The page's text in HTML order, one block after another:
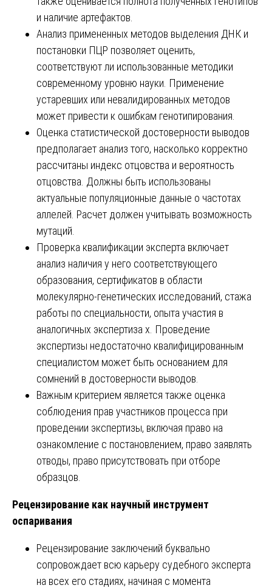
и наличие артефактов.
Анализ примененных методов выделения ДНК и
постановки ПЦР позволяет оценить,
соответствуют ли использованные методики
современному уровню науки. Применение
устаревших или невалидированных методов
может привести к ошибкам генотипирования.
Оценка статистической достоверности выводов
предполагает анализ того, насколько корректно
рассчитаны индекс отцовства и вероятность
отцовства. Должны быть использованы
актуальные популяционные данные о частотах
аллелей. Расчет должен учитывать возможность
мутаций.
Проверка квалификации эксперта включает
анализ наличия у него соответствующего
образования, сертификатов в области
молекулярно-генетических исследований, стажа
работы по специальности, опыта участия в
аналогичных экспертиза х. Проведение
экспертизы недостаточно квалифицированным
специалистом может быть основанием для
сомнений в достоверности выводов.
Важным критерием является также оценка
соблюдения прав участников процесса при
проведении экспертизы, включая право на
ознакомление с постановлением, право заявлять
отводы, право присутствовать при отборе
образцов.
Рецензирование как научный инструмент
оспаривания
Рецензирование заключений буквально
сопровождает всю карьеру судебного эксперта
на всех его стадиях, начиная с момента